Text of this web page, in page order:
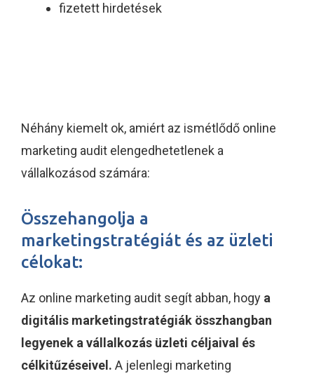
fizetett hirdetések
Néhány kiemelt ok, amiért az ismétlődő online
marketing audit elengedhetetlenek a
vállalkozásod számára:
Összehangolja a
marketingstratégiát és az üzleti
célokat:
Az online marketing audit segít abban, hogy a
digitális marketingstratégiák összhangban
legyenek a vállalkozás üzleti céljaival és
célkitűzéseivel. A jelenlegi marketing